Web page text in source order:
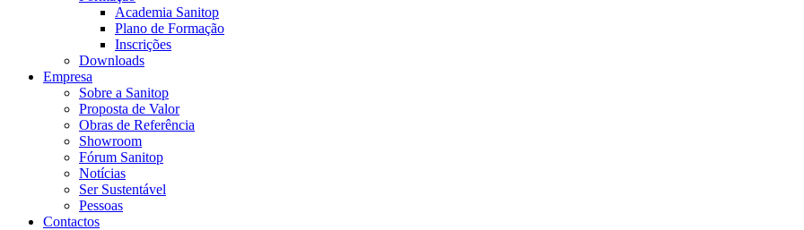
Academia Sanitop
Plano de Formação
Inscrições
Downloads
Empresa
Sobre a Sanitop
Proposta de Valor
Obras de Referência
Showroom
Fórum Sanitop
Notícias
Ser Sustentável
Pessoas
Contactos